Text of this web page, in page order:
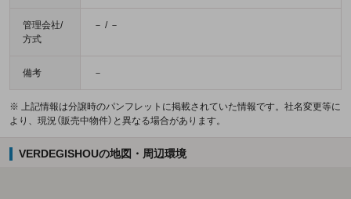
管理会社/
方式
－ / －
備考 －
※ 上記情報は分譲時のパンフレットに掲載されていた情報です。社名変更等に
より、現況（販売中物件）と異なる場合があります。
VERDEGISHOUの地図・周辺環境